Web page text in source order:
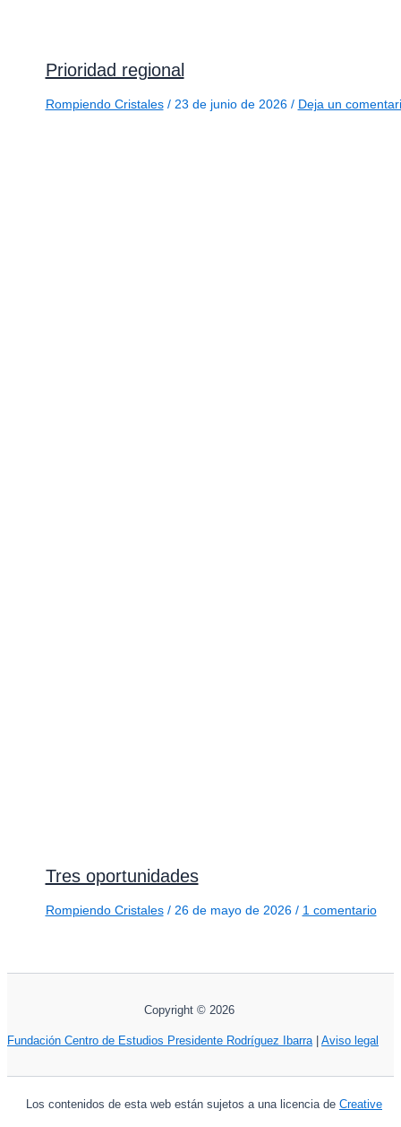
Prioridad regional
Rompiendo Cristales/ 23 de junio de 2026 / Deja un
Tres oportunidades
Rompiendo Cristales/ 26 de mayo de 2026 / 1 comentario
Copyright © 2026
Fundación Centro de Estudios Presidente Rodríguez Ibarra| Aviso legal
Los contenidos de esta web están sujetos a una licencia de Creative